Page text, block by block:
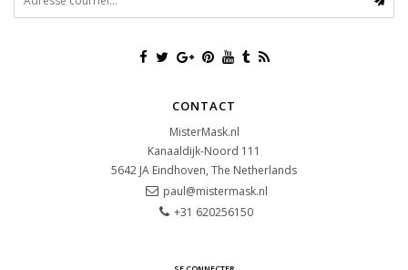
CONTACT
MisterMask.nl
Kanaaldijk-Noord 111
5642 JA Eindhoven, The Netherlands
paul@mistermask.nl
+31 620256150